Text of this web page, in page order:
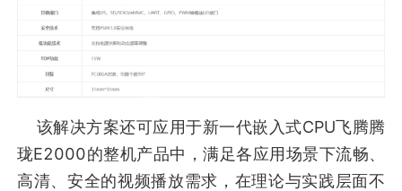
该解决方案还可应用于新一代嵌入式CPU飞腾腾
珑E2000的整机产品中，满足各应用场景下流畅、
高清、安全的视频播放需求，在理论与实践层面不